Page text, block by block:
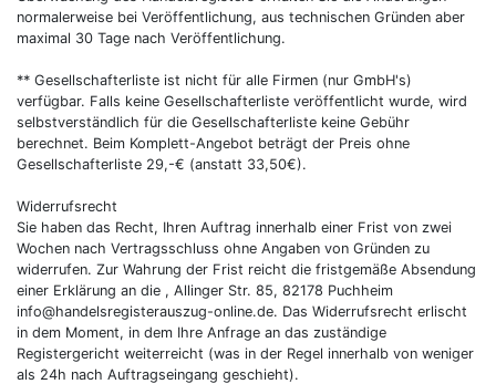
normalerweise bei Veröffentlichung, aus technischen Gründen aber
maximal 30 Tage nach Veröffentlichung.
** Gesellschafterliste ist nicht für alle Firmen (nur GmbH's)
verfügbar. Falls keine Gesellschafterliste veröffentlicht wurde, wird
selbstverständlich für die Gesellschafterliste keine Gebühr
berechnet. Beim Komplett-Angebot beträgt der Preis ohne
Gesellschafterliste 29,-€ (anstatt 33,50€).
Widerrufsrecht
Sie haben das Recht, Ihren Auftrag innerhalb einer Frist von zwei
Wochen nach Vertragsschluss ohne Angaben von Gründen zu
widerrufen. Zur Wahrung der Frist reicht die fristgemäße Absendung
einer Erklärung an die , Allinger Str. 85, 82178 Puchheim
info@handelsregisterauszug-online.de. Das Widerrufsrecht erlischt
in dem Moment, in dem Ihre Anfrage an das zuständige
Registergericht weiterreicht (was in der Regel innerhalb von weniger
als 24h nach Auftragseingang geschieht).